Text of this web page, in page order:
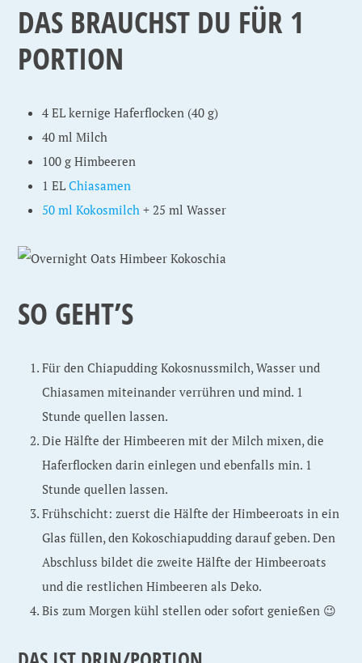
DAS BRAUCHST DU FÜR 1
PORTION
4 EL kernige Haferflocken (40 g)
40 ml Milch
100 g Himbeeren
1 ELChiasamen
50 ml Kokosmilch + 25 ml Wasser
SO GEHT’S
Für den Chiapudding Kokosnussmilch, Wasser und
Chiasamen miteinander verrühren und mind. 1
Stunde quellen lassen.
Die Hälfte der Himbeeren mit der Milch mixen, die
Haferflocken darin einlegen und ebenfalls min. 1
Stunde quellen lassen.
Frühschicht: zuerst die Hälfte der Himbeeroats in ein
Glas füllen, den Kokoschiapudding darauf geben. Den
Abschluss bildet die zweite Hälfte der Himbeeroats
und die restlichen Himbeeren als Deko.
Bis zum Morgen kühl stellen oder sofort genießen 😉